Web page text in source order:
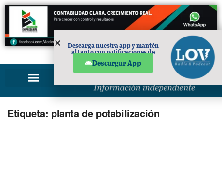
PUBLICIDAD
Etiqueta: planta de potabilización
Descarga nuestra app y mantén
al tanto con notificaciones de
Descargar App